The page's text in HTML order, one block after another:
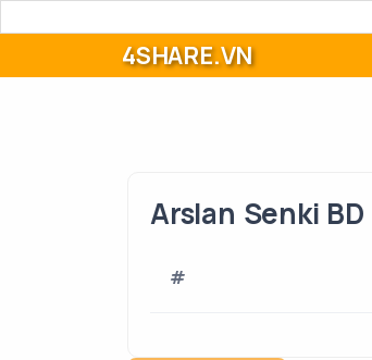
4SHARE.VN
Arslan Senki BD
#